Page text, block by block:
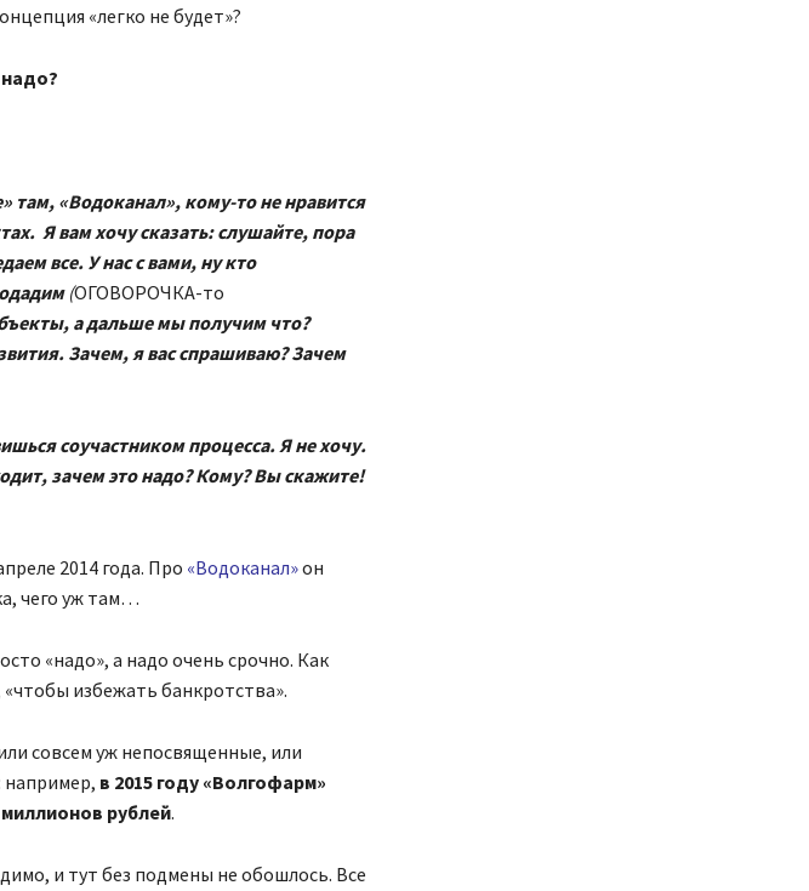
«легко не будет»?
там, «Водоканал», кому-то не нравится
Я вам хочу сказать: слушайте, пора
все. У нас с вами, ну кто
(ОГОВОРОЧКА-то
а дальше мы получим что?
Зачем, я вас спрашиваю? Зачем
соучастником процесса. Я не хочу.
зачем это надо? Кому? Вы скажите!
2014 года. Про «Водоканал»он
чего уж там…
«надо», а надо очень срочно. Как
избежать банкротства».
совсем уж непосвященные, или
например, в 2015 году «Волгофарм»
рублей.
и тут без подмены не обошлось. Все